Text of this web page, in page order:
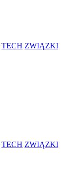
TECH ZWIĄZKI
TECH ZWIĄZKI